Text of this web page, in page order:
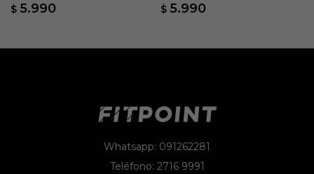
$ 5.990 $ 5.990
Whatsapp: 091262281
Teléfono: 2716 9991